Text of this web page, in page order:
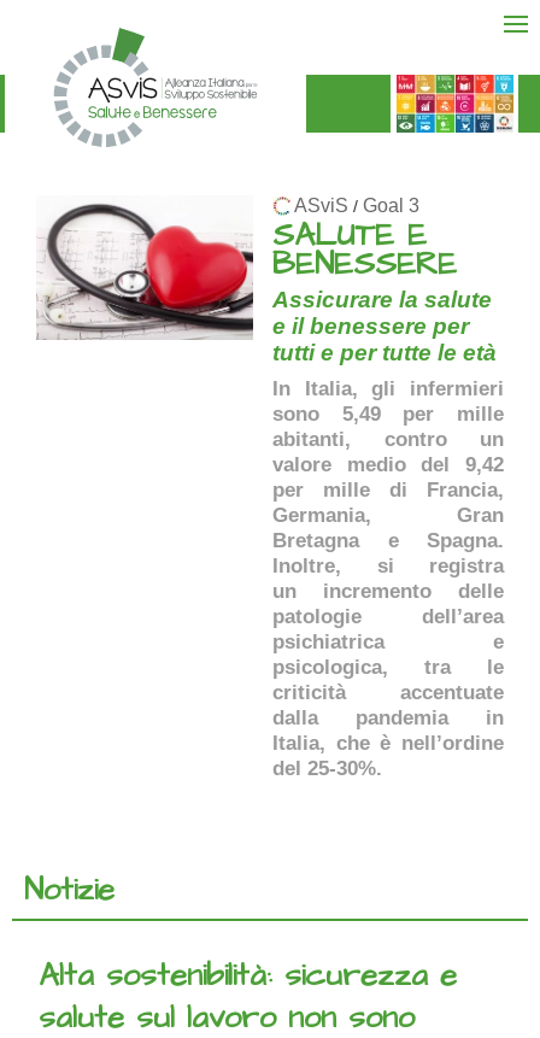
ASviS / Goal 3
SALUTE E
BENESSERE
Assicurare la salute
e il benessere per
tutti e per tutte le età
In Italia, gli infermieri
sono 5,49 per mille
abitanti, contro un
valore medio del 9,42
per mille di Francia,
Germania, Gran
Bretagna e Spagna.
Inoltre, si registra
un incremento delle
patologie dell’area
psichiatrica e
psicologica, tra le
criticità accentuate
dalla pandemia in
Italia, che è nell’ordine
del 25-30%.
Notizie
Alta sostenibilità: sicurezza e
salute sul lavoro non sono